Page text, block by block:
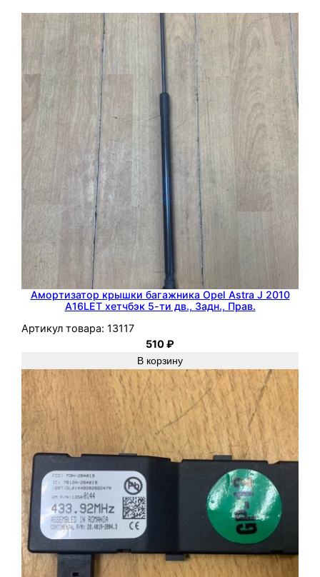
е
о
р
p
l
A
s
t
r
a
H
0
7
Z
1
9
D
T
H
Амортизатор крышки багажника Opel Astra J 2010
A16LET хетчбэк 5-ти дв., Задн., Прав.
Артикул товара: 13117
510₽
В корзину